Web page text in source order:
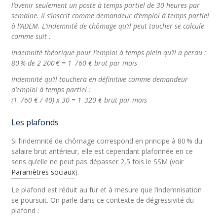
l’avenir seulement un poste à temps partiel de 30 heures par
semaine. Il s’inscrit comme demandeur d’emploi à temps partiel
à l’ADEM. L’indemnité de chômage qu’il peut toucher se calcule
comme suit :
Indemnité théorique pour l’emploi à temps plein qu’il a perdu :
80 % de 2 200 € = 1 760 € brut par mois
Indemnité qu’il touchera en définitive comme demandeur
d’emploi à temps partiel :
(1 760 € / 40) x 30 = 1 320 € brut par mois
Les plafonds
Si l’indemnité de chômage correspond en principe à 80 % du
salaire brut antérieur, elle est cependant plafonnée en ce
sens qu’elle ne peut pas dépasser 2,5 fois le SSM (voir
Paramètres sociaux).
Le plafond est réduit au fur et à mesure que l’indemnisation
se poursuit. On parle dans ce contexte de dégressivité du
plafond :